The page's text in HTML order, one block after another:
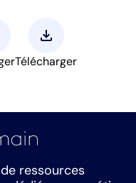
download
Télécharger
ressources